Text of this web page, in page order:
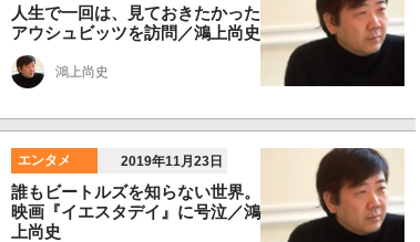
人生で一回は、見ておきたかった
アウシュビッツを訪問／鴻上尚史
鴻上尚史
エンタメ 2019年11月23日
誰もビートルズを知らない世界。
映画『イエスタデイ』に号泣／鴻
上尚史